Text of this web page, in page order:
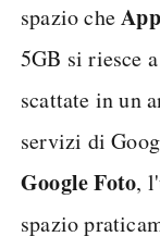
spazio che
5GB si riesce
scattate in un
servizi di
Google Foto,
spazio